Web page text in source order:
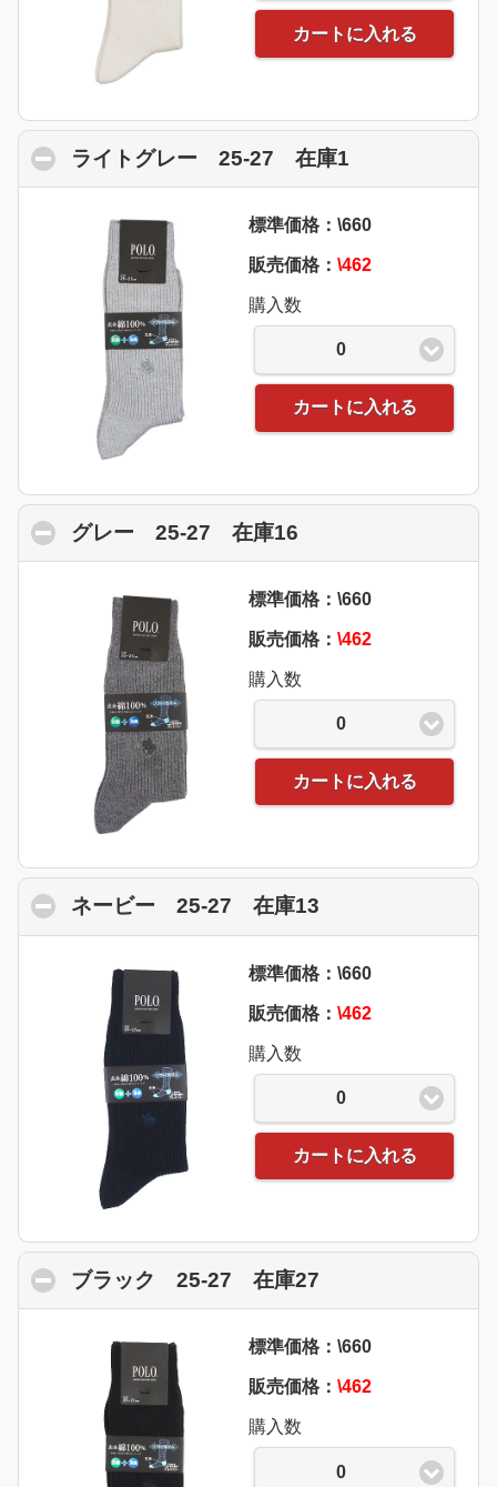
カートに入れる
ライトグレー 25-27 在庫1
標準価格：\660
販売価格： \462
購入数
0
カートに入れる
グレー 25-27 在庫16
標準価格：\660
販売価格： \462
購入数
0
カートに入れる
ネービー 25-27 在庫13
標準価格：\660
販売価格： \462
購入数
0
カートに入れる
ブラック 25-27 在庫27
標準価格：\660
販売価格： \462
購入数
0